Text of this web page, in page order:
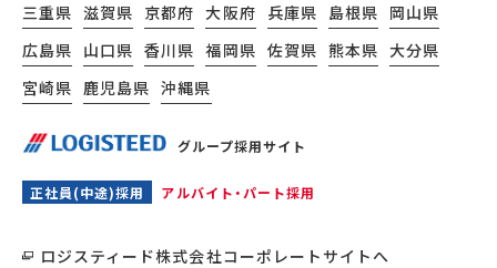
グループ採用サイト
正社員(中途)採用 アルバイト・パート採用
ロジスティード株式会社コーポレートサイトへ
三重県 滋賀県 京都府 大阪府 兵庫県 島根県 岡山県
広島県 山口県 香川県 福岡県 佐賀県 熊本県 大分県
宮崎県 鹿児島県 沖縄県